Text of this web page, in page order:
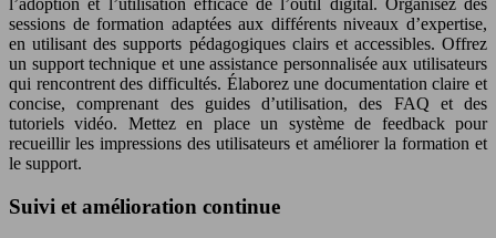
l’adoption et l’utilisation efficace de l’outil digital. Organisez des
sessions de formation adaptées aux différents niveaux d’expertise,
en utilisant des supports pédagogiques clairs et accessibles. Offrez
un support technique et une assistance personnalisée aux utilisateurs
qui rencontrent des difficultés. Élaborez une documentation claire et
concise, comprenant des guides d’utilisation, des FAQ et des
tutoriels vidéo. Mettez en place un système de feedback pour
recueillir les impressions des utilisateurs et améliorer la formation et
le support.
Suivi et amélioration continue